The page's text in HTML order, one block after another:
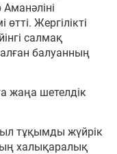
Жергілікті
салмақ
балуанның
жаңа шетелдік
тұқымды жүйрік
халықаралық